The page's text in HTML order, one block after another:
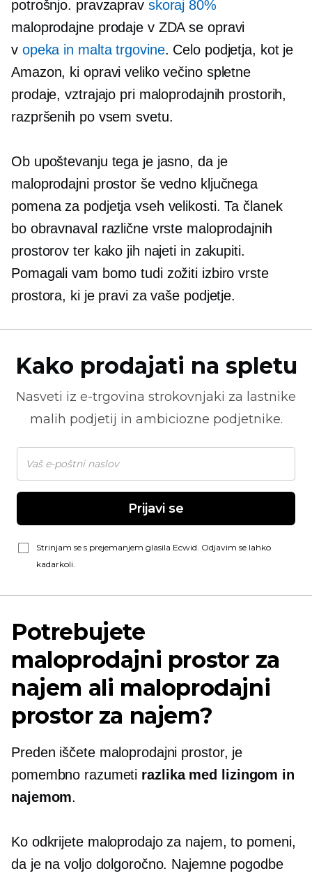
potrošnjo. pravzaprav skoraj 80%
maloprodajne prodaje v ZDA se opravi
v opeka in maltatrgovine. Celo podjetja, kot je
Amazon, ki opravi veliko večino spletne
prodaje, vztrajajo pri maloprodajnih prostorih,
razpršenih po vsem svetu.
Ob upoštevanju tega je jasno, da je
maloprodajni prostor še vedno ključnega
pomena za podjetja vseh velikosti. Ta članek
bo obravnaval različne vrste maloprodajnih
prostorov ter kako jih najeti in zakupiti.
Pomagali vam bomo tudi zožiti izbiro vrste
prostora, ki je pravi za vaše podjetje.
Kako prodajati na spletu
Nasveti iz e-trgovina strokovnjaki za lastnike
malih podjetij in ambiciozne podjetnike.
Prijavi se
Strinjam se s prejemanjem glasila Ecwid. Odjavim se lahko
kadarkoli.
Potrebujete
maloprodajni prostor za
najem ali maloprodajni
prostor za najem?
Preden iščete maloprodajni prostor, je
pomembno razumeti razlika med lizingom in
najemom.
Ko odkrijete maloprodajo za najem, to pomeni,
da je na voljo dolgoročno. Najemne pogodbe